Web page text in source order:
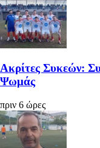
Ακρίτες Συκεών:
Ψωμάς
πριν 6 ώρες